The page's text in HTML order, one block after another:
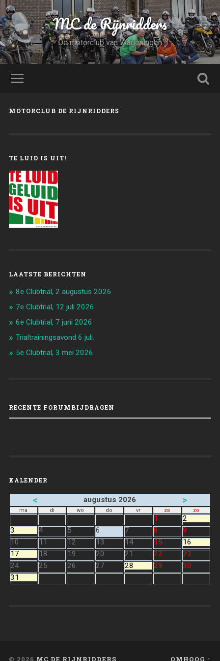
MC de Rijnridders
De motorclub van Wageningen
MOTORCLUB DE RIJNRIDDERS
TE LUID IS UIT!
LAATSTE BERICHTEN
8e Clubtrial, 2 augustus 2026
7e Clubtrial, 12 juli 2026
6e Clubtrial, 7 juni 2026
Trialtrainingsavond 6 juli.
5e Clubtrial, 3 mei 2026
RECENTE FORUMBIJDRAGEN
KALENDER
< augustus 2026 >
ma di wo do vr za zo
1
2
3
4 5 6 7 8
9
10
11 12 13 14 15
16
17
18 19 20 21 22
23
24
25 26 27 28 29
30
31
© 2026 MC DE RIJNRIDDERS OMHOOG ↑